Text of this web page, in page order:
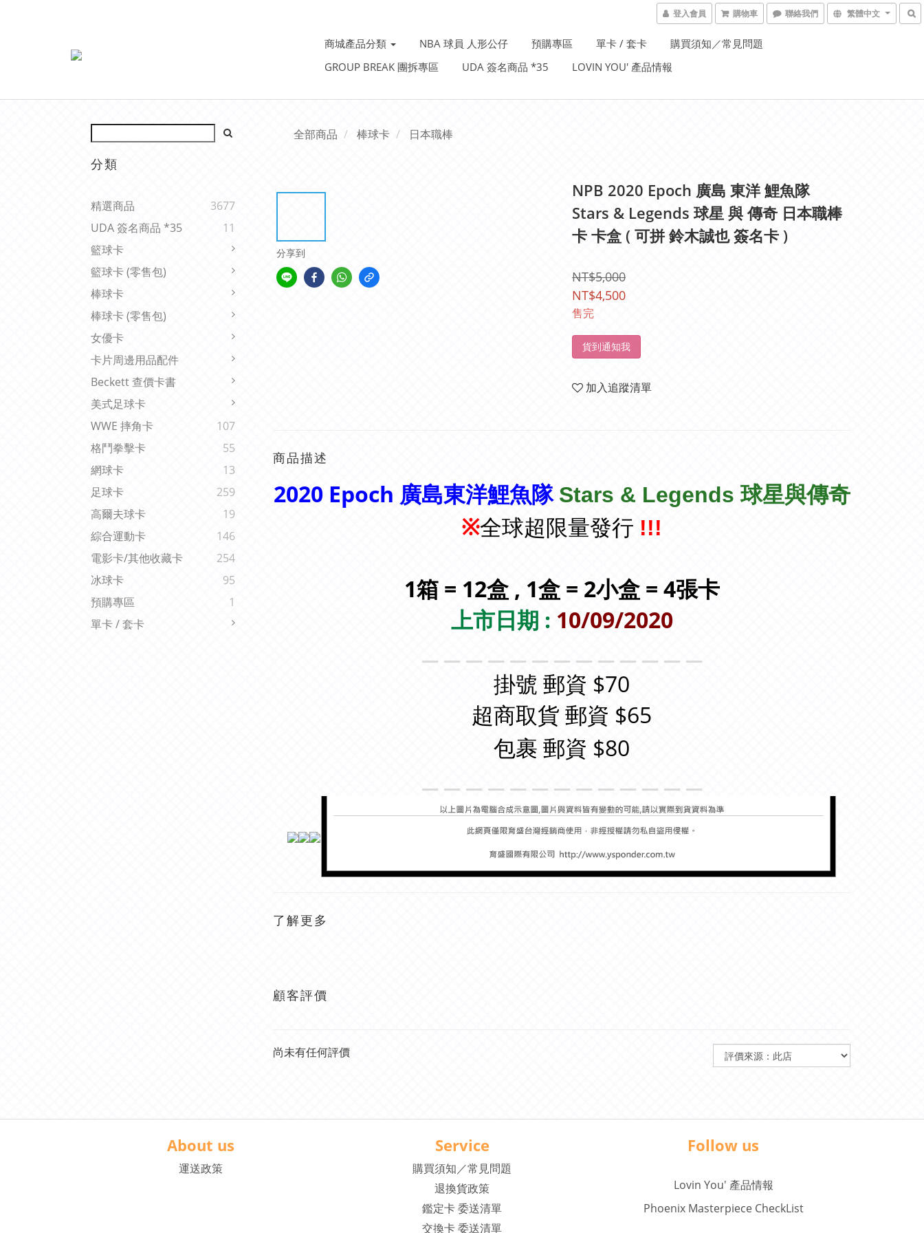
登入會員 購物車 聯絡我們 繁體中文
商城產品分類 NBA 球員 人形公仔 預購專區 單卡 / 套卡
購買須知／常見問題
GROUP BREAK 團拆專區
UDA 簽名商品 *35 LOVIN YOU' 產品情報
分類
精選商品
3677
UDA 簽名商品 *35
11
籃球卡
籃球卡 (零售包)
棒球卡
棒球卡 (零售包)
女優卡
卡片周邊用品配件
Beckett 查價卡書
美式足球卡
WWE 摔角卡
107
格鬥拳擊卡
55
網球卡
13
足球卡
259
高爾夫球卡
19
綜合運動卡
146
電影卡/其他收藏卡
254
冰球卡
95
預購專區
1
單卡 / 套卡
全部商品 棒球卡 日本職棒
分享到
NPB 2020 Epoch 廣島 東洋 鯉魚隊
Stars & Legends 球星 與 傳奇 日本職棒
卡 卡盒 ( 可拼 鈴木誠也 簽名卡 )
NT$5,000
NT$4,500
售完
貨到通知我
加入追蹤清單
商品描述
2020 Epoch 廣島東洋鯉魚隊 Stars & Legends 球星與傳奇
※全球超限量發行 !!!
1箱 = 12盒 , 1盒 = 2小盒 = 4張卡
上市日期 : 10/09/2020
掛號 郵資 $70
超商取貨 郵資 $65
包裹 郵資 $80
了解更多
顧客評價
尚未有任何評價
About us
運送政策
Service
購買須知／常見問題
退換貨政策
鑑定卡 委送清單
交換卡 委送清單
Follow us
Lovin You' 產品情報
Phoenix Masterpiece CheckList